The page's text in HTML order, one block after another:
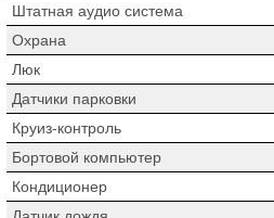
Штатная аудио система
Охрана
Люк
Датчики парковки
Круиз-контроль
Бортовой компьютер
Кондиционер